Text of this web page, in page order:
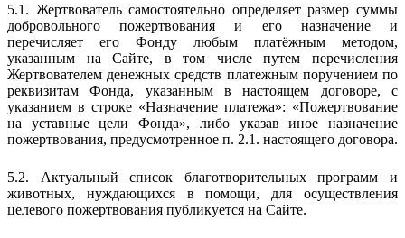
5.1. Жертвователь самостоятельно определяет размер суммы
добровольного пожертвования и его назначение и
перечисляет его Фонду любым платёжным методом,
указанным на Сайте, в том числе путем перечисления
Жертвователем денежных средств платежным поручением по
реквизитам Фонда, указанным в настоящем договоре, с
указанием в строке «Назначение платежа»: «Пожертвование
на уставные цели Фонда», либо указав иное назначение
пожертвования, предусмотренное п. 2.1. настоящего договора.
5.2. Актуальный список благотворительных программ и
животных, нуждающихся в помощи, для осуществления
целевого пожертвования публикуется на Сайте.